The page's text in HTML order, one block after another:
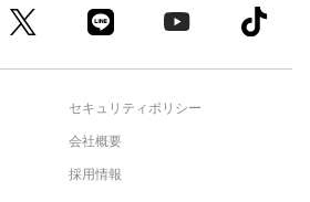
セキュリティポリシー
会社概要
採用情報